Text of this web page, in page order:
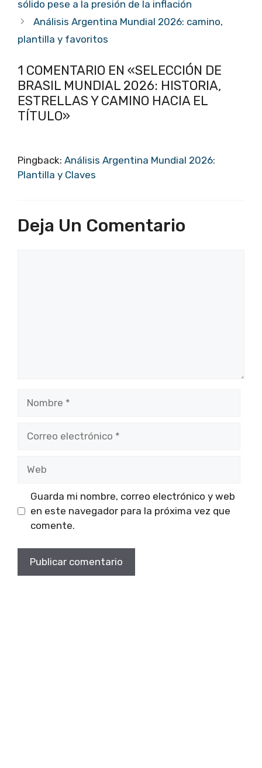
sólido pese a la presión de la inflación
Análisis Argentina Mundial 2026: camino,
plantilla y favoritos
1 COMENTARIO EN «SELECCIÓN DE
BRASIL MUNDIAL 2026: HISTORIA,
ESTRELLAS Y CAMINO HACIA EL
TÍTULO»
Pingback: Análisis Argentina Mundial 2026:
Plantilla y Claves
Deja Un Comentario
Guarda mi nombre, correo electrónico y web
en este navegador para la próxima vez que
comente.